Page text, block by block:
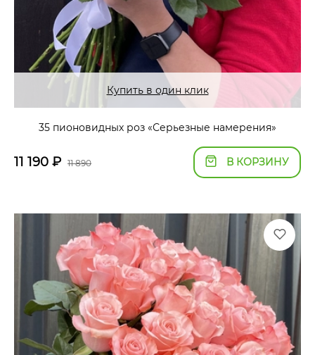
Купить в один клик
35 пионовидных роз «Серьезные намерения»
11 190 ₽ 11 890 В КОРЗИНУ